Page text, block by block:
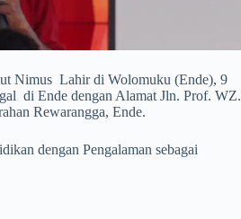
Nimus Lahir di Wolomuku (Ende), 9
di Ende dengan Alamat Jln. Prof. WZ.
Rewarangga, Ende.
dengan Pengalaman sebagai